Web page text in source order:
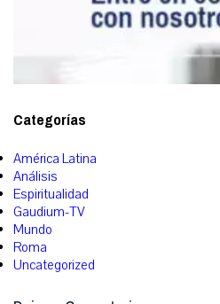
Categorías
América Latina
Análisis
Espiritualidad
Gaudium-TV
Mundo
Roma
Uncategorized